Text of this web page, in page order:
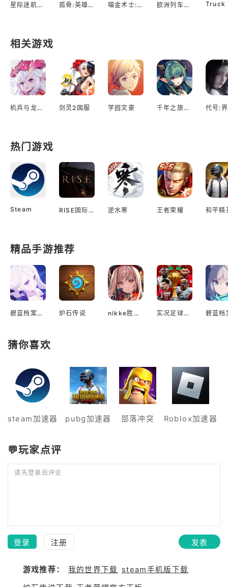
星际迷航：舰队指挥官 孤骨:英雄杀手 喵金术士:猫咪合并大亨 欧洲列车模拟2
相关游戏
机兵与龙日服 剑灵2国服 学园文豪 千年之旅台服 代号:界
热门游戏
Steam RISE国际服 逆水寒 王者荣耀 和平精
精品手游推荐
碧蓝档案国际服 炉石传说 nikke胜利女神国际服 实况足球2022手游
猜你喜欢
steam加速器 pubg加速器 部落冲突 Roblox加速器
💬玩家点评
请先登录后评论
登录 注册 发表
游戏推荐： 我的世界下载 steam手机版下载